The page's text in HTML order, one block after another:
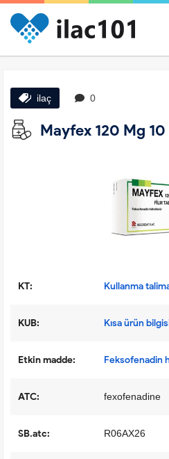
ilaç 0
Mayfex 120 Mg
KT: Kullanma
KUB: Kısa ürün
Etkin madde: Feksofenadin
ATC: fexofenadine
SB.atc: R06AX26